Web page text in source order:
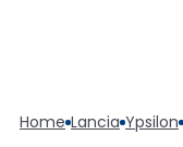
Home Lancia Ypsilon